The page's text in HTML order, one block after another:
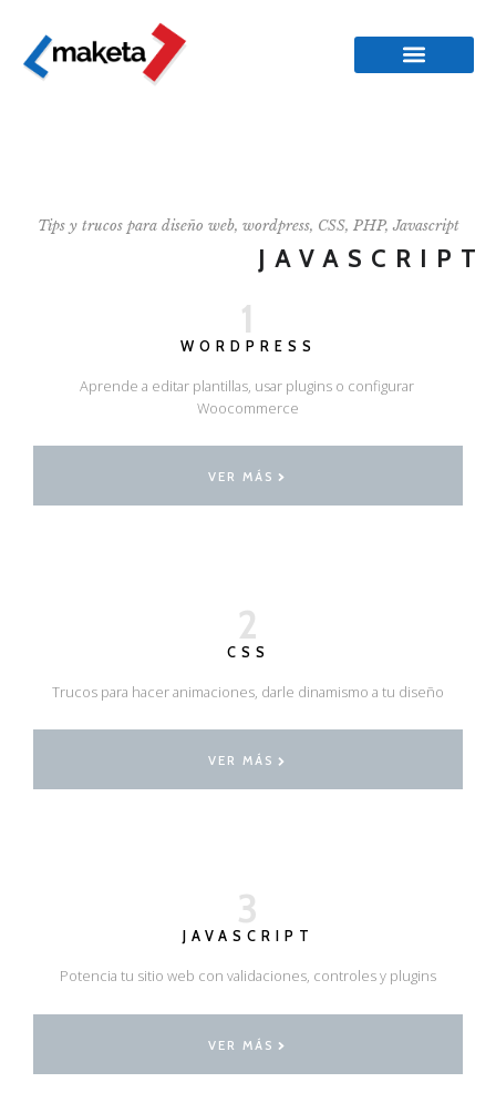
Tips y trucos para diseño web, wordpress, CSS, PHP, Javascript
JAVASCRIPT
1
WORDPRESS
Aprende a editar plantillas, usar plugins o configurar
Woocommerce
VER MÁS
2
CSS
Trucos para hacer animaciones, darle dinamismo a tu diseño
VER MÁS
3
JAVASCRIPT
Potencia tu sitio web con validaciones, controles y plugins
VER MÁS